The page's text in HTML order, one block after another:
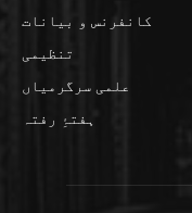
کانفرنس و بیانات
تنظیمی
علمی سرگرمیاں
ہفتۂِ رفتہ